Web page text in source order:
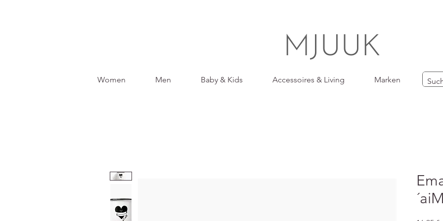
MJUUK
Women Men Baby & Kids Accessoires & Living Marken